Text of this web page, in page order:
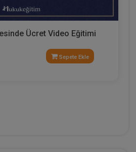
Ücret Video Eğitimi
Sepete Ekle